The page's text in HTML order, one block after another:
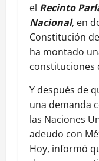
el Recinto
Nacional, en
Constitución
ha montado
constituciones
Y después de
una demanda
las Naciones
adeudo con
Hoy, informó